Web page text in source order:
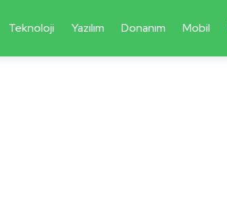
Teknoloji Yazılım Donanım Mobil